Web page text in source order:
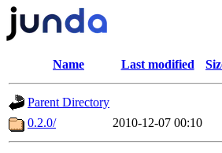
Name Last modified
Parent Directory
0.2.0/
2010-12-07 00:10